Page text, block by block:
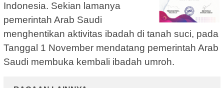
Indonesia. Sekian lamanya
pemerintah Arab Saudi
menghentikan aktivitas ibadah di tanah suci, pada
Tanggal 1 November mendatang pemerintah Arab
Saudi membuka kembali ibadah umroh.